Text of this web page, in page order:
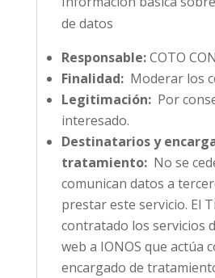
de datos
Responsable:COTO
Finalidad:Moderar los
Legitimación:Por
interesado.
Destinatarios y
tratamiento:No se
comunican datos a
prestar este servicio. El
contratado los servicios
web a IONOS que actúa
encargado de